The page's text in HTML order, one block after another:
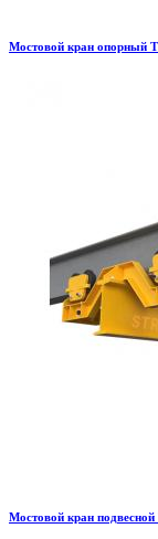
Мостовой кран опорный
Мостовой кран